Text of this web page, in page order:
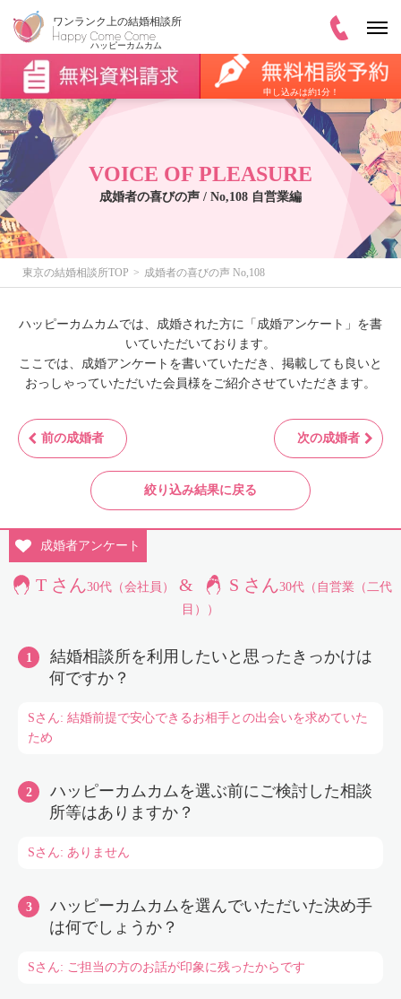
申し込みは約1分！
VOICE OF PLEASURE
成婚者の喜びの声 / No,108 自営業編
東京の結婚相談所TOP 成婚者の喜びの声 No,108
ハッピーカムカムでは、成婚された方に「成婚アンケート」を書
いていただいております。
ここでは、成婚アンケートを書いていただき、掲載しても良いと
おっしゃっていただいた会員様をご紹介させていただきます。
前の成婚者 次の成婚者
絞り込み結果に戻る
成婚者アンケート
T さん30代（会社員） & S さん30代（自営業（二代
目））
結婚相談所を利用したいと思ったきっかけは
何ですか？
Sさん: 結婚前提で安心できるお相手との出会いを求めていた
ため
ハッピーカムカムを選ぶ前にご検討した相談
所等はありますか？
Sさん: ありません
ハッピーカムカムを選んでいただいた決め手
は何でしょうか？
Sさん: ご担当の方のお話が印象に残ったからです